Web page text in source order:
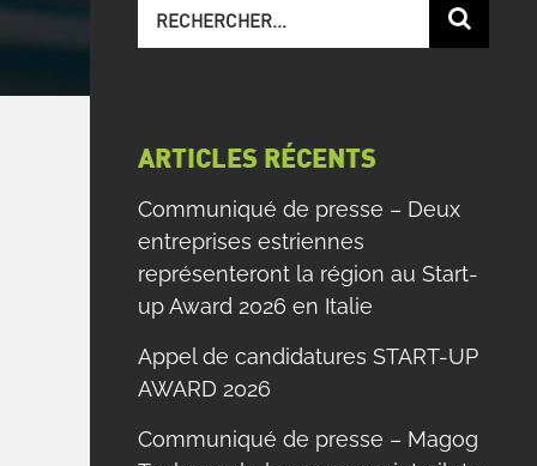
sur
ARTICLES RÉCENTS
Communiqué de presse – Deux
entreprises estriennes
représenteront la région au Start-
up Award 2026 en Italie
Appel de candidatures START-UP
AWARD 2026
Communiqué de presse – Magog